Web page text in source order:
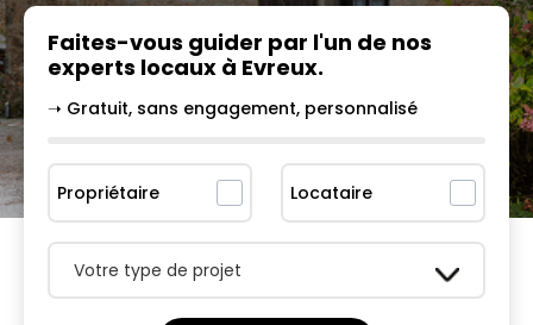
Faites-vous guider par l'un de nos
experts locaux à Evreux.
➝ Gratuit, sans engagement, personnalisé
Propriétaire Locataire
Votre type de projet